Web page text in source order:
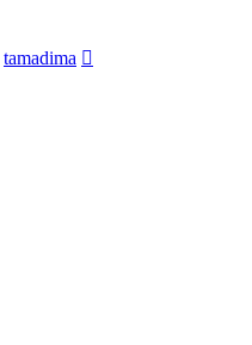
tamadima